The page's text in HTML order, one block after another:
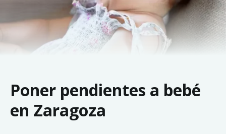
Poner pendientes a bebé
en Zaragoza